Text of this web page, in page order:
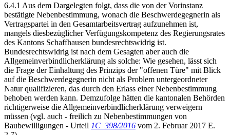
6.4.1 Aus dem Dargelegten folgt, dass die von der Vorinstanz
bestätigte Nebenbestimmung, wonach die Beschwerdegegnerin als
Vertragspartei in den Gesamtarbeitsvertrag aufzunehmen ist,
mangels diesbezüglicher Verfügungskompetenz des Regierungsrates
des Kantons Schaffhausen bundesrechtswidrig ist.
Bundesrechtswidrig ist nach dem Gesagten aber auch die
Allgemeinverbindlicherklärung als solche: Wie gesehen, lässt sich
die Frage der Einhaltung des Prinzips der "offenen Türe" mit Blick
auf die Beschwerdegegnerin nicht als Problem untergeordneter
Natur qualifizieren, das durch den Erlass einer Nebenbestimmung
behoben werden kann. Demzufolge hätten die kantonalen Behörden
richtigerweise die Allgemeinverbindlicherklärung verweigern
müssen (vgl. auch - freilich zu Nebenbestimmungen von
Baubewilligungen - Urteil 1C_398/2016 vom 2. Februar 2017 E.